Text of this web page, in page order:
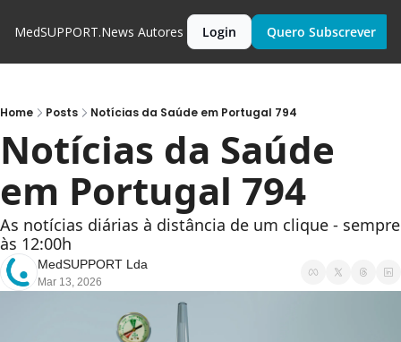
MedSUPPORT.News Autores Login Quero Subscrever
Home Posts Notícias da Saúde em Portugal 794
Notícias da Saúde
em Portugal 794
As notícias diárias à distância de um clique - sempre
às 12:00h
MedSUPPORT Lda
Mar 13, 2026